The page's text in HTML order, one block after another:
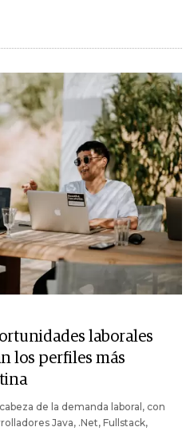
laborales
los perfiles más
de la demanda laboral, con
Java, .Net, Fullstack,